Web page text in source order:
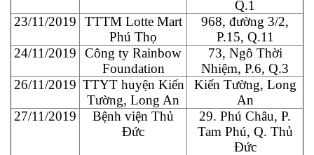
Q.1
23/11/2019
TTTM Lotte Mart
Phú Thọ
968, đường 3/2,
P.15, Q.11
24/11/2019
Công ty Rainbow
Foundation
73, Ngô Thời
Nhiệm, P.6, Q.3
26/11/2019 TTYT huyện Kiến
Tường, Long An
Kiến Tường, Long
An
27/11/2019
Bệnh viện Thủ
Đức
29. Phú Châu, P.
Tam Phú, Q. Thủ
Đức